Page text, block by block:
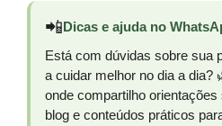
📲Dicas e ajuda no
Está com dúvidas sobre sua
a cuidar melhor no dia a dia?
onde compartilho
blog e conteúdos práticos